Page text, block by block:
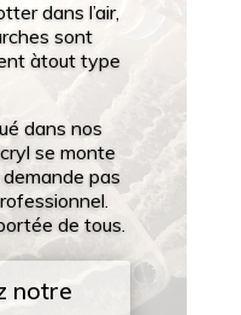
dans l’air,
sont
àtout type
dans nos
se monte
pas
de tous.
notre